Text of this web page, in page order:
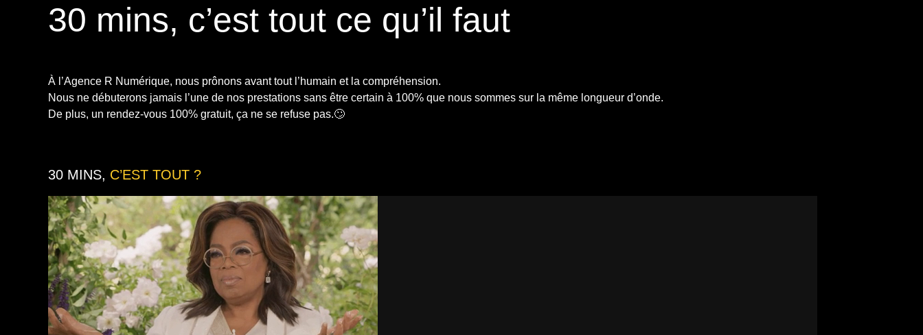
30 mins, c’est tout ce qu’il faut
À l’Agence R Numérique, nous prônons avant tout l’humain et la compréhension.
Nous ne débuterons jamais l’une de nos prestations sans être certain à 100% que nous sommes sur la même longueur d’onde.
De plus, un rendez-vous 100% gratuit, ça ne se refuse pas.🙄
30 MINS, C’EST TOUT ?